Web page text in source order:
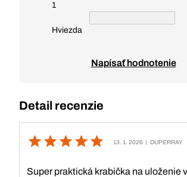
1
Hviezda
Napísať hodnotenie
Detail recenzie
13. 1. 2026 | DUPERRAY
Super praktická krabička na uloženie